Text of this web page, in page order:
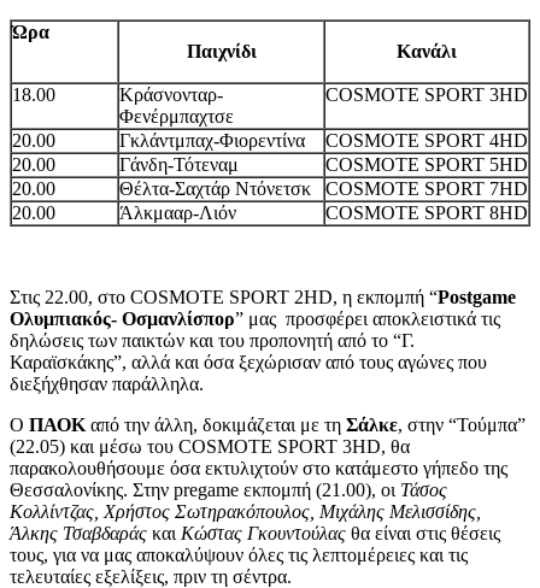
Ώρα
Παιχνίδι
Κανάλι
18.00
Κράσνονταρ-
Φενέρμπαχτσε
COSMOTE SPORT 3HD
20.00 Γκλάντμπαχ-Φιορεντίνα
COSMOTE SPORT 4HD
20.00
Γάνδη-Τότεναμ
COSMOTE SPORT 5HD
20.00
Θέλτα-Σαχτάρ Ντόνετσκ
COSMOTE SPORT 7HD
20.00
Άλκμααρ-Λιόν COSMOTE SPORT 8HD
Στις 22.00, στο COSMOTE SPORT 2HD, η εκπομπή “Postgame
Ολυμπιακός- Οσμανλίσπορ” μας προσφέρει αποκλειστικά τις
δηλώσεις των παικτών και του προπονητή από το “Γ.
Καραϊσκάκης”, αλλά και όσα ξεχώρισαν από τους αγώνες που
διεξήχθησαν παράλληλα.
Ο ΠΑΟΚ από την άλλη, δοκιμάζεται με τη Σάλκε, στην “Τούμπα”
(22.05) και μέσω του COSMOTE SPORT 3HD, θα
παρακολουθήσουμε όσα εκτυλιχτούν στο κατάμεστο γήπεδο της
Θεσσαλονίκης. Στην pregame εκπομπή (21.00), οι Τάσος
Κολλίντζας, Χρήστος Σωτηρακόπουλος, Μιχάλης Μελισσίδης,
Άλκης Τσαβδαράς και Κώστας Γκουντούλας θα είναι στις θέσεις
τους, για να μας αποκαλύψουν όλες τις λεπτομέρειες και τις
τελευταίες εξελίξεις, πριν τη σέντρα.